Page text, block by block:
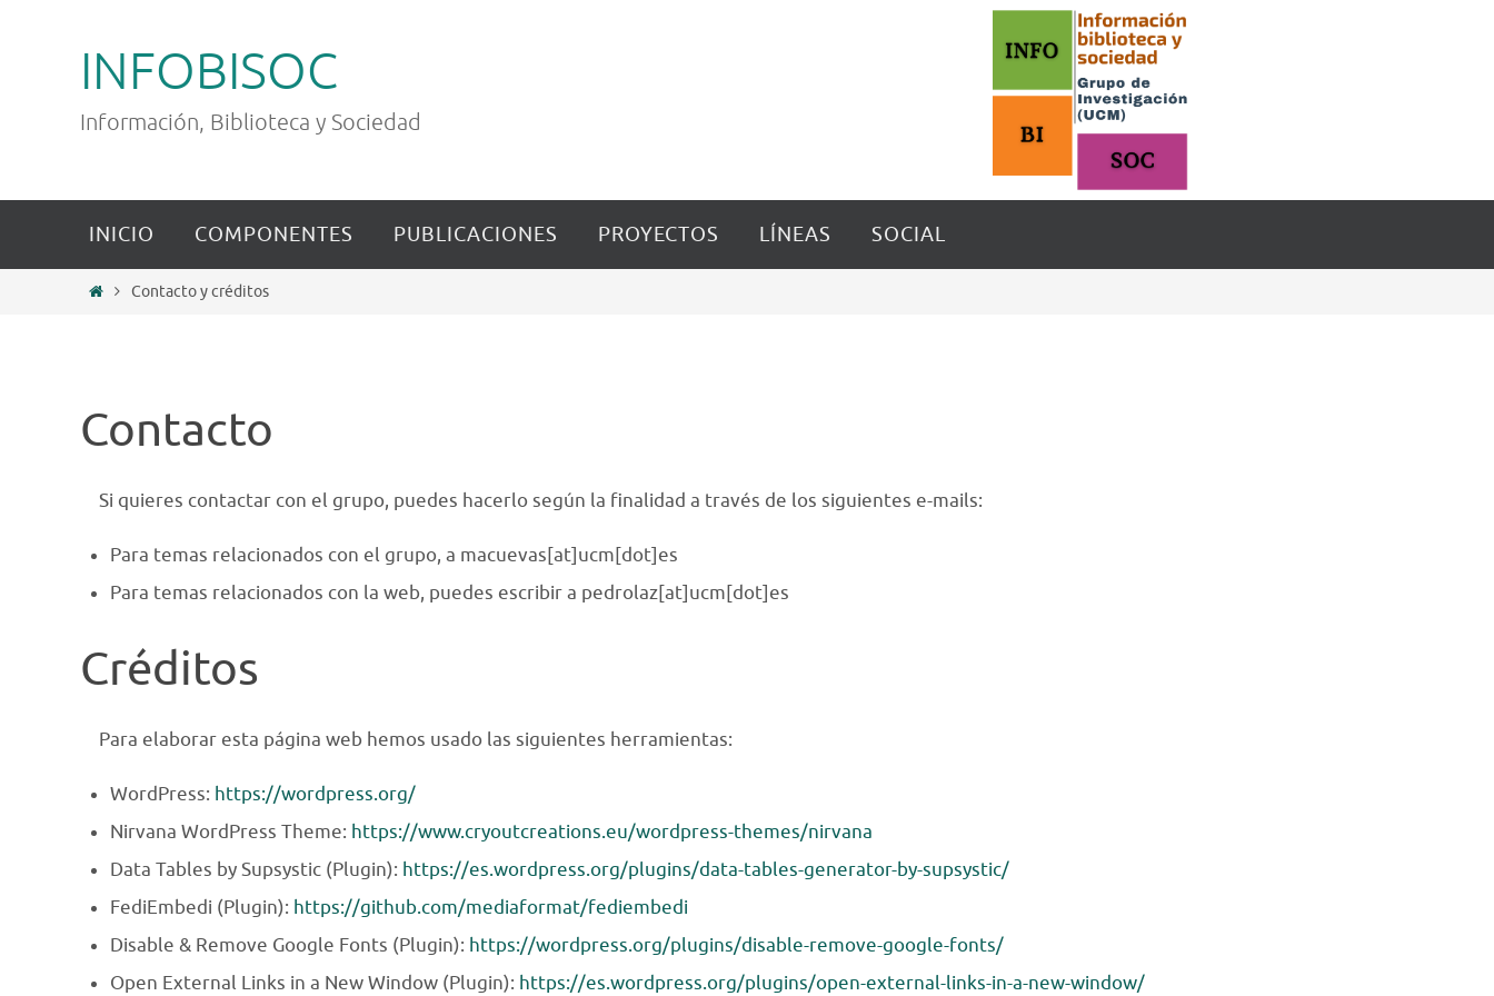
INFOBISOC
Información, Biblioteca y Sociedad
contenido
INICIO COMPONENTES PUBLICACIONES PROYECTOS LÍNEAS SOCIAL
InicioContacto y créditos
Contacto
Si quieres contactar con el grupo, puedes hacerlo según la finalidad a través de los siguientes e-mails:
Para temas relacionados con el grupo, a macuevas[at]ucm[dot]es
Para temas relacionados con la web, puedes escribir a pedrolaz[at]ucm[dot]es
Créditos
Para elaborar esta página web hemos usado las siguientes herramientas:
WordPress: https://wordpress.org/
Nirvana WordPress Theme: https://www.cryoutcreations.eu/wordpress-themes/nirvana
Data Tables by Supsystic (Plugin): https://es.wordpress.org/plugins/data-tables-generator-by-supsystic/
FediEmbedi (Plugin): https://github.com/mediaformat/fediembedi
Disable & Remove Google Fonts (Plugin): https://wordpress.org/plugins/disable-remove-google-fonts/
Open External Links in a New Window (Plugin): https://es.wordpress.org/plugins/open-external-links-in-a-new-window/